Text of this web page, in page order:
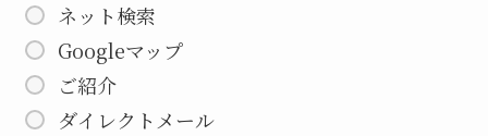
ネット検索
Googleマップ
ご紹介
ダイレクトメール